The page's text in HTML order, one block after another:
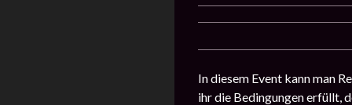
In diesem Event kann man
ihr die Bedingungen erfüllt,